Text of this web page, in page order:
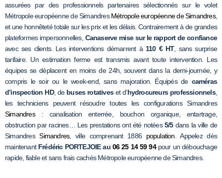
assurées par des professionnels partenaires sélectionnés sur le volet
Métropole européenne de SimandresMétropole européenne de Simandres,
et une honnêteté totale sur les prix et les délais. Contrairement à de grandes
plateformes impersonnelles, Canaserve mise sur le rapport de confiance
avec ses clients. Les interventions démarrent à 110 € HT, sans surprise
tarifaire. Un estimation ferme est transmis avant toute intervention. Les
équipes se déplacent en moins de 24h, souvent dans la demi-journée, y
compris le soir ou le week-end, sans majoration. Équipés de caméras
d’inspection HD, de buses rotativeset d’hydrocureurs professionnels,
les techniciens peuvent résoudre toutes les configurations Simandres
Simandres: canalisation enterrée, bouchon organique, entartrage,
obstruction par racines… Les prestations ont été notées5/5dans la ville de
SimandresSimandres, ville comprenant 1886 population . Appelez dès
maintenant Frédéric PORTEJOIE au 06 25 14 59 94pour un débouchage
rapide, fiable et sans frais cachés Métropole européenne de Simandres.